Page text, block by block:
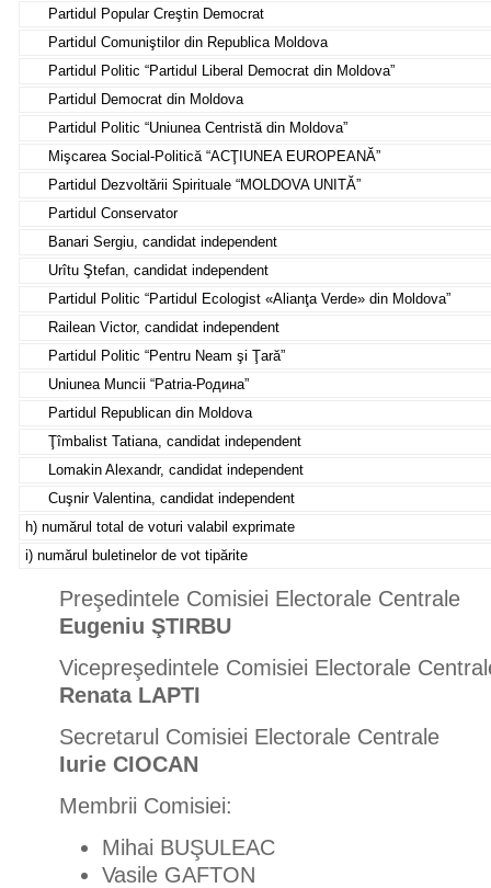
Partidul Popular Creştin Democrat
Partidul Comuniştilor din Republica Moldova
Partidul Politic “Partidul Liberal Democrat din Moldova”
Partidul Democrat din Moldova
Partidul Politic “Uniunea Centristă din Moldova”
Mişcarea Social-Politică “ACŢIUNEA EUROPEANĂ”
Partidul Dezvoltării Spirituale “MOLDOVA UNITĂ”
Partidul Conservator
Banari Sergiu, candidat independent
Urîtu Ştefan, candidat independent
Partidul Politic “Partidul Ecologist «Alianţa Verde» din Moldova”
Railean Victor, candidat independent
Partidul Politic “Pentru Neam şi Ţară”
Uniunea Muncii “Patria-Родина”
Partidul Republican din Moldova
Ţîmbalist Tatiana, candidat independent
Lomakin Alexandr, candidat independent
Cuşnir Valentina, candidat independent
h) numărul total de voturi valabil exprimate
i) numărul buletinelor de vot tipărite
Preşedintele Comisiei Electorale Centrale
Eugeniu ŞTIRBU
Vicepreşedintele Comisiei Electorale
Renata LAPTI
Secretarul Comisiei Electorale Centrale
Iurie CIOCAN
Membrii Comisiei:
Mihai BUŞULEAC
Vasile GAFTON